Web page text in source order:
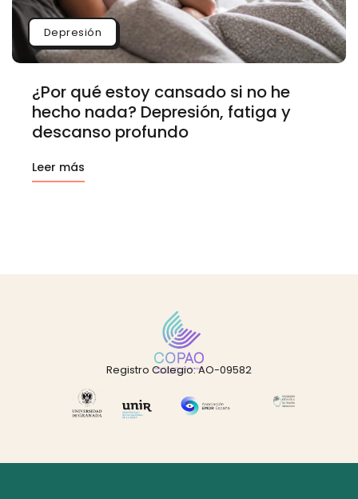
Depresión
¿Por qué estoy cansado si no he
hecho nada? Depresión, fatiga y
descanso profundo
Leer más
Registro Colegio: AO-09582